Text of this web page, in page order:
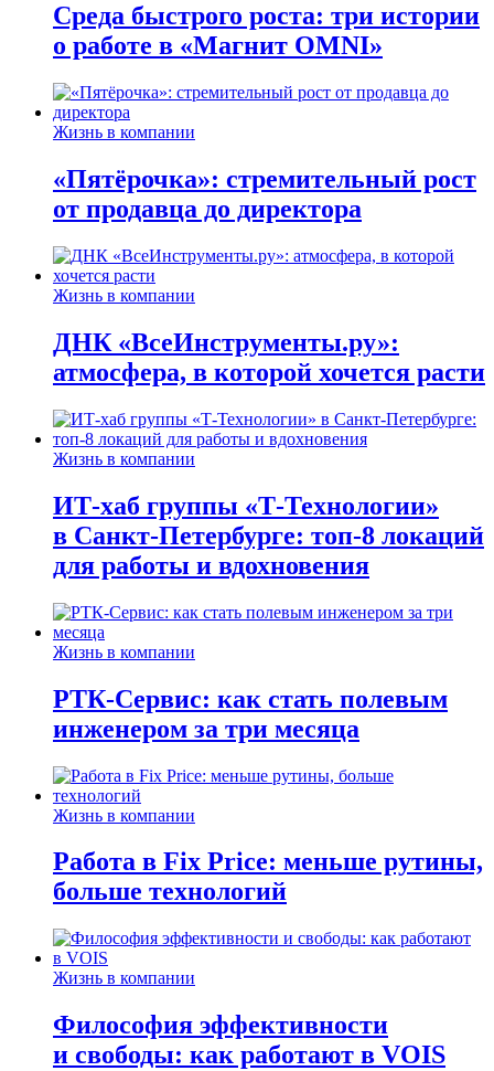
Среда быстрого роста: три истории
о работе в «Магнит OMNI»
Жизнь в компании
«Пятёрочка»: стремительный рост
от продавца до директора
Жизнь в компании
ДНК «ВсеИнструменты.ру»:
атмосфера, в которой хочется расти
Жизнь в компании
ИТ-хаб группы «Т-Технологии»
в Санкт-Петербурге: топ-8 локаций
для работы и вдохновения
Жизнь в компании
РТК-Сервис: как стать полевым
инженером за три месяца
Жизнь в компании
Работа в Fix Price: меньше рутины,
больше технологий
Жизнь в компании
Философия эффективности
и свободы: как работают в VOIS